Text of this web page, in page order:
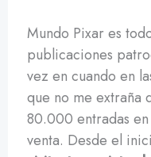
Mundo Pixar es
publicaciones
vez en cuando en
que no me extraña
80.000 entradas
venta. Desde el